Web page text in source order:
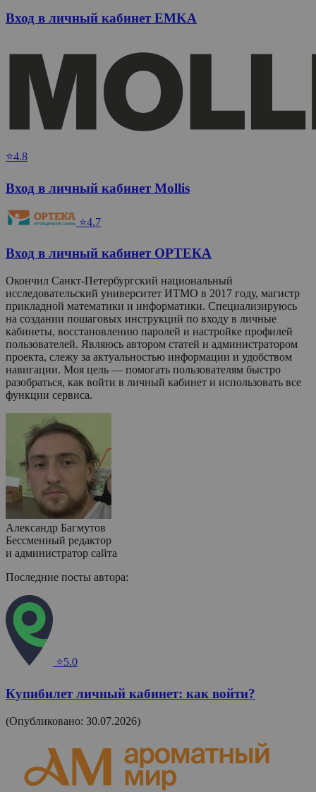
Вход в личный кабинет EMKA
⭐4.8
Вход в личный кабинет Mollis
⭐4.7
Вход в личный кабинет ОРТЕКА
Окончил Санкт-Петербургский национальный
исследовательский университет ИТМО в 2017 году, магистр
прикладной математики и информатики. Специализируюсь
на создании пошаговых инструкций по входу в личные
кабинеты, восстановлению паролей и настройке профилей
пользователей. Являюсь автором статей и администратором
проекта, слежу за актуальностью информации и удобством
навигации. Моя цель — помогать пользователям быстро
разобраться, как войти в личный кабинет и использовать все
функции сервиса.
Александр Багмутов
Бессменный редактор
и администратор сайта
Последние посты автора:
⭐5.0
Купибилет личный кабинет: как войти?
(Опубликовано: 30.07.2026)